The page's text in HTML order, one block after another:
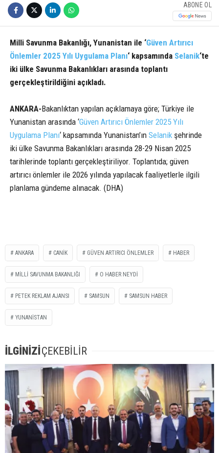
ABONE OL
Milli Savunma Bakanlığı, Yunanistan ile ‘Güven Artırıcı
Önlemler 2025 Yılı Uygulama Planı‘ kapsamında Selanik‘te
iki ülke Savunma Bakanlıkları arasında toplantı
gerçekleştirildiğini açıkladı.
ANKARA-Bakanlıktan yapılan açıklamaya göre; Türkiye ile
Yunanistan arasında ‘Güven Artırıcı Önlemler 2025 Yılı
Uygulama Planı‘ kapsamında Yunanistan’ın Selanik şehrinde
iki ülke Savunma Bakanlıkları arasında 28-29 Nisan 2025
tarihlerinde toplantı gerçekleştiriliyor. Toplantıda; güven
artırıcı önlemler ile 2026 yılında yapılacak faaliyetlerle ilgili
planlama gündeme alınacak. (DHA)
ANKARA CANİK GÜVEN ARTIRICI ÖNLEMLER HABER
MİLLİ SAVUNMA BAKANLIĞI O HABER NEYDİ
PETEK REKLAM AJANSI SAMSUN SAMSUN HABER
YUNANİSTAN
İLGİNİZİÇEKEBİLİR